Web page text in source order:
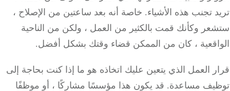
تجنب هذه الأشياء.خاصة أنه بعد ساعتين من الإصلاح ،
وكأنك قمت بالكثير من العمل ، ولكن من الناحية
، كان من الممكن قضاء وقتك بشكل أفضل.
العمل الذي يتعين عليك اتخاذه هو ما إذا كنت بحاجة إلى
مساعدة.قد يكون هذا مؤسسًا مشاركًا ، أو موظفًا